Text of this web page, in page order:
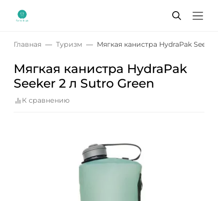
Главная Туризм Мягкая канистра HydraPak
Мягкая канистра HydraPak
Seeker 2 л Sutro Green
К сравнению